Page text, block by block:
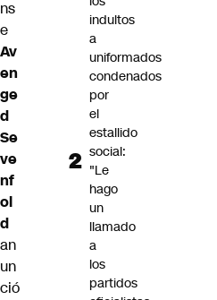
ns
e
Av
en
ge
d
Se
ve
nf
ol
d
an
un
ció
indultos
a
uniformados
condenados
por
el
estallido
social:
"Le
hago
un
llamado
a
los
partidos